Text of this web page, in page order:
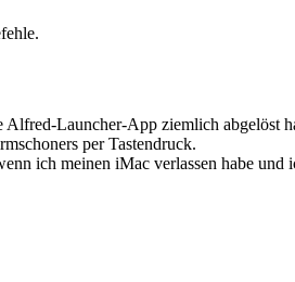
Launcher-App ziemlich abgelöst
per Tastendruck.
ich meinen iMac verlassen habe und